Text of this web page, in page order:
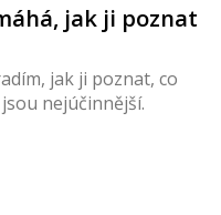
jak ji poznat
jak ji poznat, co
nejúčinnější.